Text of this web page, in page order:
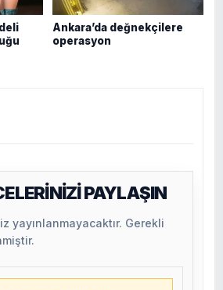
Ankara’da değnekçilere
operasyon
PAYLAŞIN
yayınlanmayacaktır. Gerekli